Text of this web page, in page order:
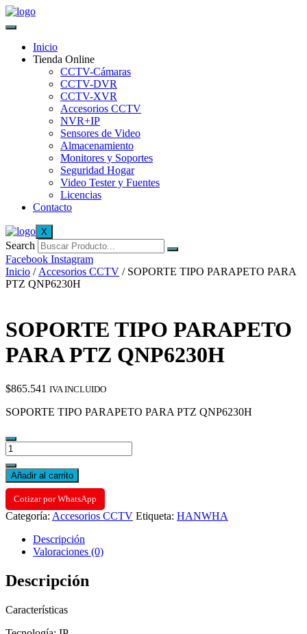
Inicio
Tienda Online
CCTV-Cámaras
CCTV-DVR
CCTV-XVR
Accesorios CCTV
NVR+IP
Sensores de Video
Almacenamiento
Monitores y Soportes
Seguridad Hogar
Video Tester y Fuentes
Licencias
Contacto
X
Search
Facebook Instagram
Inicio / Accesorios CCTV / SOPORTE TIPO PARAPETO PARA
PTZ QNP6230H
SOPORTE TIPO PARAPETO
PARA PTZ QNP6230H
$865.541 IVA INCLUIDO
SOPORTE TIPO PARAPETO PARA PTZ QNP6230H
SOPORTE
TIPO
PARAPETO
PARA
PTZ
QNP6230H
cantidad
Añadir al carrito
Cotizar por WhatsApp
Categoría: Accesorios CCTV Etiqueta: HANWHA
Descripción
Valoraciones (0)
Descripción
Características